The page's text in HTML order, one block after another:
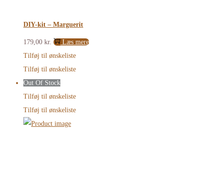
DIY-kit – Marguerit
179,00 kr.
Læs mere
Tilføj til ønskeliste
Tilføj til ønskeliste
Out Of Stock
Tilføj til ønskeliste
Tilføj til ønskeliste